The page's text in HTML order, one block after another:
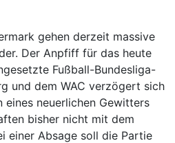
gehen derzeit massive
Der Anpfiff für das heute
Fußball-Bundesliga-
und dem WAC verzögert sich
eines neuerlichen Gewitters
bisher nicht mit dem
einer Absage soll die Partie